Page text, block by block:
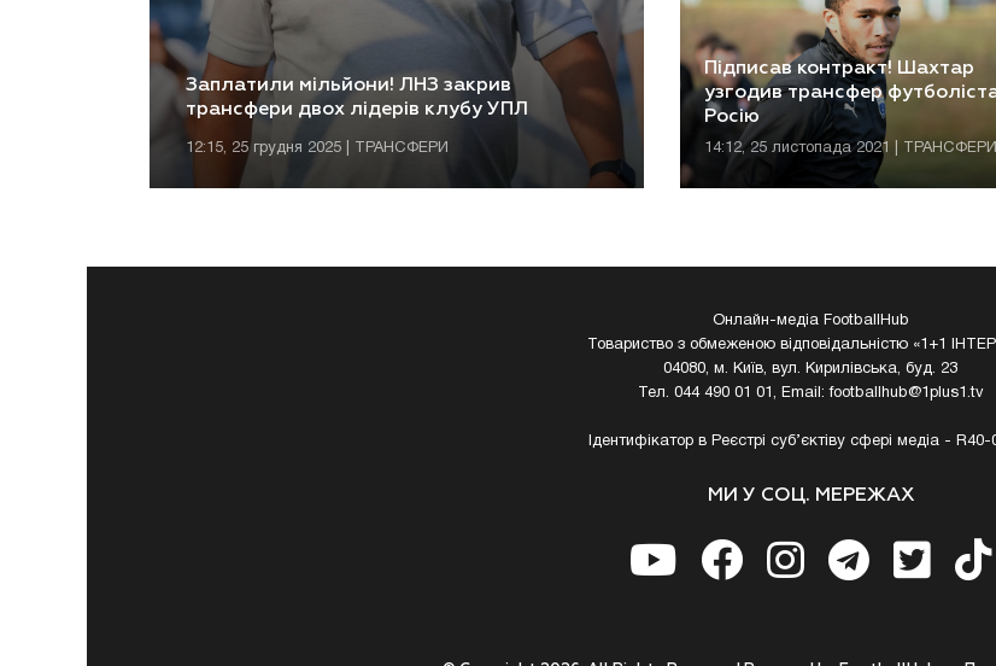
Заплатили мільйони! ЛНЗ закрив
трансфери двох лідерів клубу УПЛ
12:15, 25 грудня 2025 | ТРАНСФЕРИ
Підписав контракт! Шахтар
узгодив трансфер
Росію
14:12, 25 листопада 2021 | ТРАНСФЕРИ
Онлайн-медіа FootballHub
Товариство з обмеженою відповідальністю «1+1
04080, м. Київ, вул. Кирилівська, буд. 23
Тел. 044 490 01 01, Email:footballhub@1plus1.tv
Ідентифікатор в Реєстрі суб’єктіву сфері медіа - R40-
МИ У СОЦ. МЕРЕЖАХ